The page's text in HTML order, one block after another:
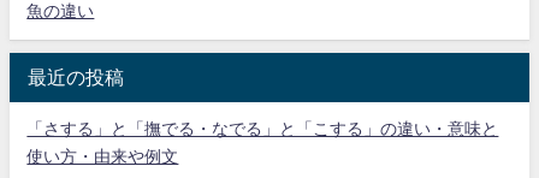
魚の違い
最近の投稿
「さする」と「撫でる・なでる」と「こする」の違い・意味と
使い方・由来や例文